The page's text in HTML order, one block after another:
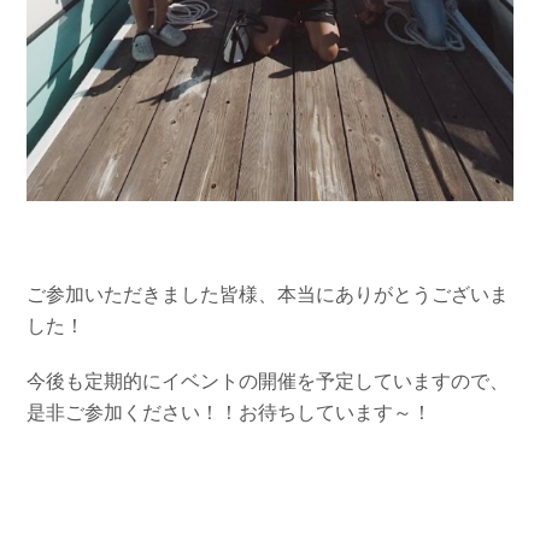
ご参加いただきました皆様、本当にありがとうございま
した！
今後も定期的にイベントの開催を予定していますので、
是非ご参加ください！！お待ちしています～！